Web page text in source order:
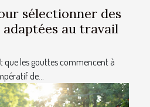
sélectionner des
au travail
que les gouttes commencent à
de...